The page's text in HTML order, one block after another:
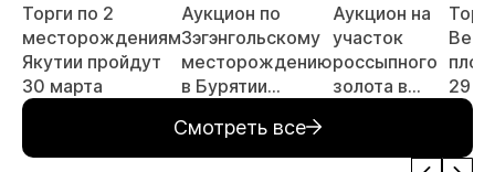
Торги по 2
месторождениям
Якутии пройдут
30 марта
Аукцион по
Зэгэнгольскому
месторождению
в Бурятии
марта
Аукцион на
участок
россыпного
золота в
проведут 26
29
Смотреть все